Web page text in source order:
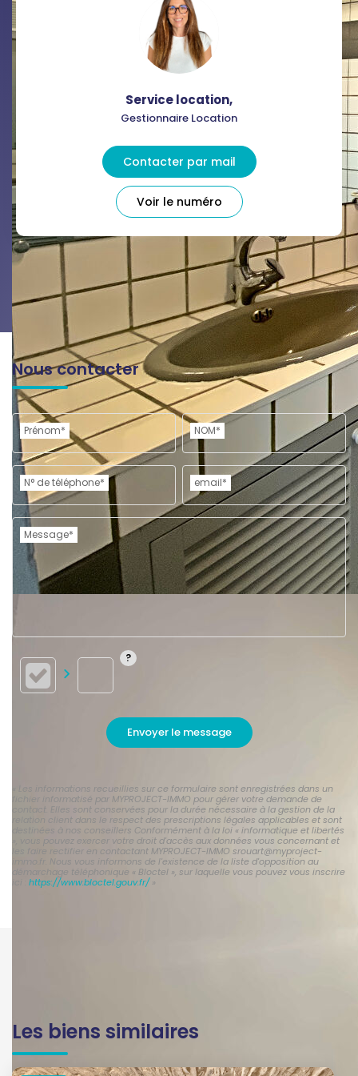
Service location,
Gestionnaire Location
Contacter par mail
Voir le numéro
Nous contacter
Prénom* NOM*
N° de téléphone* email*
Message*
Envoyer le message
« Les informations recueillies sur ce formulaire sont enregistrées dans un
fichier informatisé par MYPROJECT-IMMO pour gérer votre demande de
contact. Elles sont conservées pour la durée nécessaire à la gestion de la
relation client dans le respect des prescriptions légales applicables et sont
destinées à nos conseillers Conformément à la loi « informatique et libertés
», vous pouvez exercer votre droit d'accès aux données vous concernant et
les faire rectifier en contactant MYPROJECT-IMMO srouart@myproject-
immo.fr. Nous vous informons de l'existence de la liste d'opposition au
démarchage téléphonique « Bloctel », sur laquelle vous pouvez vous inscrire
https://www.bloctel.gouv.fr/»
Les biens similaires